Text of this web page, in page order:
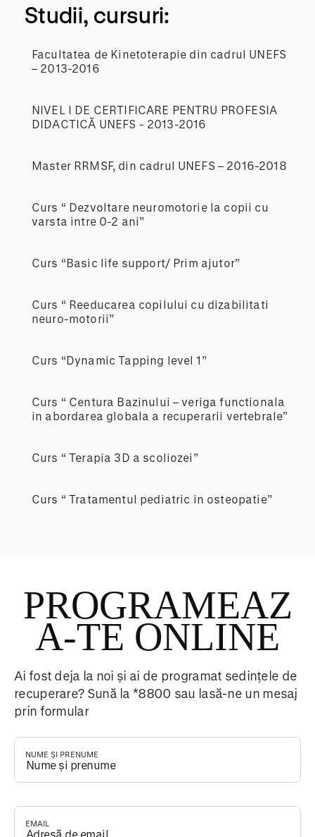
Studii, cursuri:
Facultatea de Kinetoterapie din cadrul UNEFS
– 2013-2016
NIVEL I DE CERTIFICARE PENTRU PROFESIA
DIDACTICĂ UNEFS - 2013-2016
Master RRMSF, din cadrul UNEFS – 2016-2018
Curs “ Dezvoltare neuromotorie la copii cu
varsta intre 0-2 ani”
Curs “Basic life support/ Prim ajutor”
Curs “ Reeducarea copilului cu dizabilitati
neuro-motorii”
Curs “Dynamic Tapping level 1”
Curs “ Centura Bazinului – veriga functionala
in abordarea globala a recuperarii vertebrale”
Curs “ Terapia 3D a scoliozei”
Curs “ Tratamentul pediatric in osteopatie”
PROGRAMEAZ
A-TE ONLINE
Ai fost deja la noi și ai de programat sedințele de
recuperare? Sună la *8800 sau lasă-ne un mesaj
prin formular
NUME ȘI PRENUME
EMAIL